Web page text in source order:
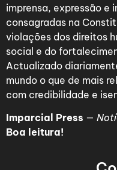
imprensa, expressão e
consagradas na
violações dos direitos
social e do
Actualizado
mundo o que de mais
com credibilidade e
Imparcial Press —
Boa leitura!